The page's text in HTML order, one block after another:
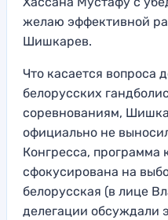
желаю эффективной
Шишкарев.
Что касается вопроса
белорусских
соревнованиям,
официально не
Конгресса, программа
сфокусирована на
белорусская (в лице
делегации обсуждали